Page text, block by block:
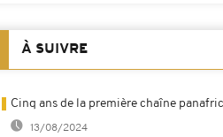
À SUIVRE
Cinq ans de la première chaîne
13/08/2024